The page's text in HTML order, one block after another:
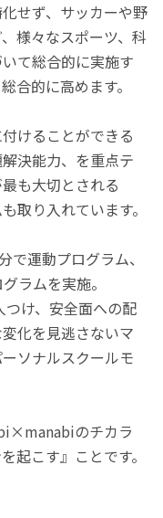
せず、サッカーや野
様々なスポーツ、科
て総合的に実施す
合的に高めます。
けることができる
決能力、を重点テ
も大切とされる
取り入れています。
運動プログラム、
ラムを実施。
つけ、安全面への配
化を見逃さないマ
ソナルスクールモ
のチカラ
起こす』ことです。